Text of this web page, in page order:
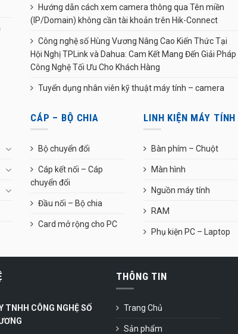
Hướng dẫn cách xem camera thông qua Tên miền
(IP/Domain) không cần tài khoản trên Hik-Connect
Công nghệ số Hùng Vương Nâng Cao Kiến Thức Tại
Hội Nghị TPLink và Dahua: Cam Kết Mang Đến Giải Pháp
Công Nghệ Tối Ưu Cho Khách Hàng
Tuyển dụng nhân viên kỹ thuật máy tính – camera
CÁP – BỘ CHIA
Bộ chuyển đổi
Cáp kết nối – Cáp
chuyển đổi
Đầu nối – Bộ chia
Card mở rộng cho PC
LINH KIỆN MÁY TÍNH
Bàn phím – Chuột
Màn hình
Nguồn máy tính
RAM
Phụ kiện PC – Laptop
TNHH CÔNG NGHỆ SỐ
THÔNG TIN
Trang Chủ
Sản phẩm